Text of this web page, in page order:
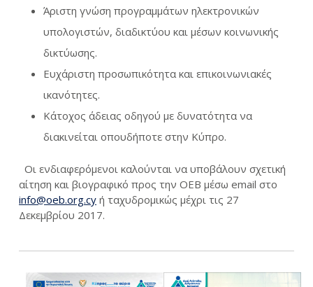
Άριστη γνώση προγραμμάτων ηλεκτρονικών
υπολογιστών, διαδικτύου και μέσων κοινωνικής
δικτύωσης.
Ευχάριστη προσωπικότητα και επικοινωνιακές
ικανότητες.
Κάτοχος άδειας οδηγού με δυνατότητα να
διακινείται οπουδήποτε στην Κύπρο.
Οι ενδιαφερόμενοι καλούνται να υποβάλουν σχετική
αίτηση και βιογραφικό προς την ΟΕΒ μέσω email στο
info@oeb.org.cy ή ταχυδρομικώς μέχρι τις 27
Δεκεμβρίου 2017.